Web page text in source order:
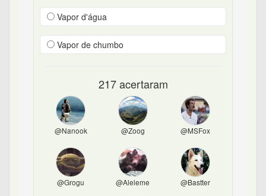
Vapor d'água
Vapor de chumbo
217 acertaram
@Nanook @Zoog @MSFox
@Grogu @Aleleme @Bastter